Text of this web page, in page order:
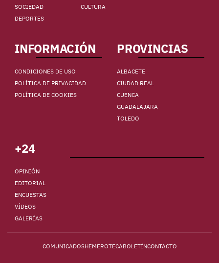
SOCIEDAD
CULTURA
DEPORTES
INFORMACIÓN
CONDICIONES DE USO
POLÍTICA DE PRIVACIDAD
POLÍTICA DE COOKIES
PROVINCIAS
ALBACETE
CIUDAD REAL
CUENCA
GUADALAJARA
TOLEDO
+24
OPINIÓN
EDITORIAL
ENCUESTAS
VÍDEOS
GALERÍAS
COMUNICADOSHEMEROTECABOLETÍNCONTACTO